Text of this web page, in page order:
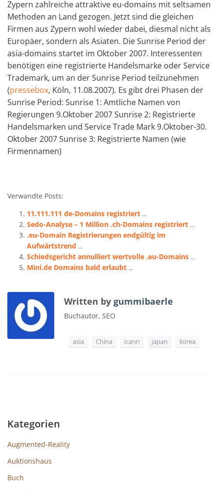
Zypern zahlreiche attraktive eu-domains mit seltsamen
Methoden an Land gezogen. Jetzt sind die gleichen
Firmen aus Zypern wohl wieder dabei, diesmal nicht als
Europäer, sondern als Asiaten. Die Sunrise Period der
asia-domains startet im Oktober 2007. Interessenten
benötigen eine registrierte Handelsmarke oder Service
Trademark, um an der Sunrise Period teilzunehmen
(pressebox, Köln, 11.08.2007). Es gibt drei Phasen der
Sunrise Period: Sunrise 1: Amtliche Namen von
Regierungen 9.Oktober 2007 Sunrise 2: Registrierte
Handelsmarken und Service Trade Mark 9.Oktober-30.
Oktober 2007 Sunrise 3: Registrierte Namen (wie
Firmennamen)
Verwandte Posts:
11.111.111 de-Domains registriert ...
Sedo-Analyse – 1 Million .ch-Domains registriert ...
.eu-Domain Registrierungen endgültig im
Aufwärtstrend ...
Schiedsgericht annulliert wertvolle .eu-Domains ...
Mini.de Domains bald erlaubt ...
Written by gummibaerle
Buchautor, SEO
asia China icann japan korea
Kategorien
Augmented-Reality
Auktionshaus
Buch